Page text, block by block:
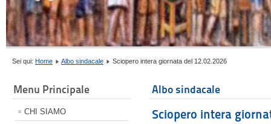
Sei qui: Home Albo sindacale Sciopero intera giornata del 12.02.2026
Menu Principale
CHI SIAMO
Albo sindacale
Sciopero intera